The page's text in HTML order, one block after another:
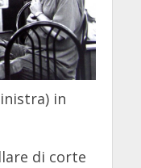
in
di corte